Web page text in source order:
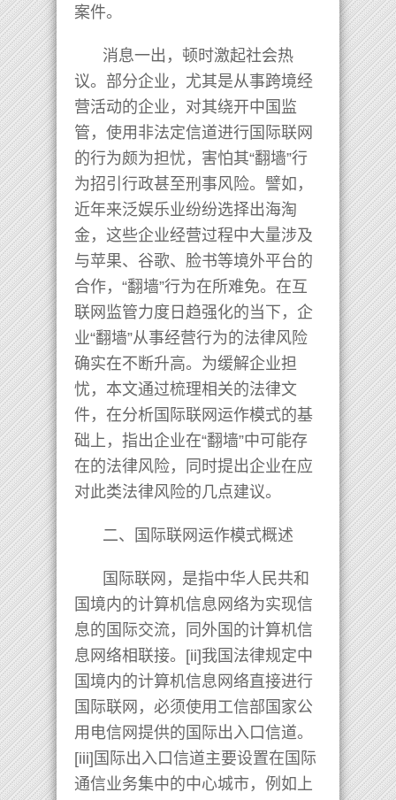
案件。
消息一出，顿时激起社会热
议。部分企业，尤其是从事跨境经
营活动的企业，对其绕开中国监
管，使用非法定信道进行国际联网
的行为颇为担忧，害怕其“翻墙”行
为招引行政甚至刑事风险。譬如，
近年来泛娱乐业纷纷选择出海淘
金，这些企业经营过程中大量涉及
与苹果、谷歌、脸书等境外平台的
合作，“翻墙”行为在所难免。在互
联网监管力度日趋强化的当下，企
业“翻墙”从事经营行为的法律风险
确实在不断升高。为缓解企业担
忧，本文通过梳理相关的法律文
件，在分析国际联网运作模式的基
础上，指出企业在“翻墙”中可能存
在的法律风险，同时提出企业在应
对此类法律风险的几点建议。
二、国际联网运作模式概述
国际联网，是指中华人民共和
国境内的计算机信息网络为实现信
息的国际交流，同外国的计算机信
息网络相联接。[ii]我国法律规定中
国境内的计算机信息网络直接进行
国际联网，必须使用工信部国家公
用电信网提供的国际出入口信道。
[iii]国际出入口信道主要设置在国际
通信业务集中的中心城市，例如上